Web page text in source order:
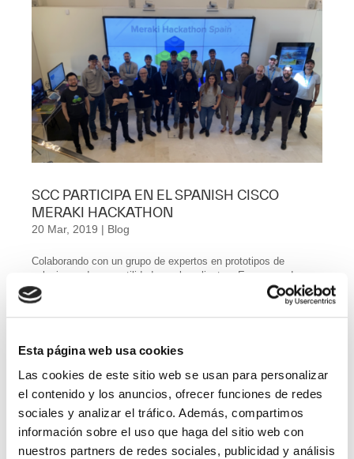
Esta página web usa cookies
Las cookies de este sitio web se usan para personalizar
el contenido y los anuncios, ofrecer funciones de redes
sociales y analizar el tráfico. Además, compartimos
información sobre el uso que haga del sitio web con
nuestros partners de redes sociales, publicidad y análisis
SCC PARTICIPA EN EL SPANISH CISCO
MERAKI HACKATHON
20 Mar, 2019 | Blog
Colaborando con un grupo de expertos en prototipos de
soluciones de gran utilidad para los clientes. En un mundo
donde la digitalizaciÃ³n lo estÃ¡ cambiando todo, nuestros
clientes necesitan que seamos sus compaÃ±eros de viaje, que
les ayudemos a conseguir sus...
Account Manager
Administración y Finanzas